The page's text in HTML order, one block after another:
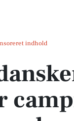
indhold
camping i Norden –